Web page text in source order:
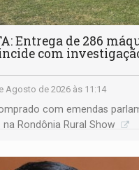
Entrega de 286
com
Agosto de 2026 às 11:14
com emendas
Rondônia Rural Show